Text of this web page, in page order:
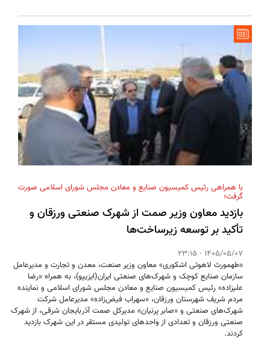
با همراهی رئیس کمیسیون صنایع و معادن مجلس شورای اسلامی صورت
گرفت؛
بازدید معاون وزیر صمت از شهرک صنعتی ورزقان و
تأکید بر توسعه زیرساخت‌ها
1405/05/07 - 23:15
«طهمورث لاهوتی اشکوری» معاون وزیر صنعت، معدن و تجارت و مدیرعامل
سازمان صنایع کوچک و شهرک‌های صنعتی ایران(ایزیپو)، به همراه «رضا
علیزاده» رئیس کمیسیون صنایع و معادن مجلس شورای اسلامی و نماینده
مردم شریف شهرستان ورزقان، «سهراب فیض‌زاده» مدیرعامل شرکت
شهرک‌های صنعتی و «صابر پرنیان» مدیرکل صمت آذربایجان شرقی، از شهرک
صنعتی ورزقان و تعدادی از واحدهای تولیدی مستقر در این شهرک بازدید
کردند.